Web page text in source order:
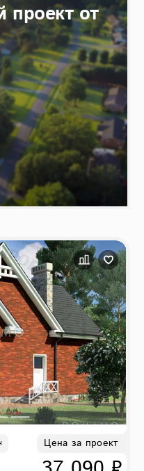
проект от
Цена за проект